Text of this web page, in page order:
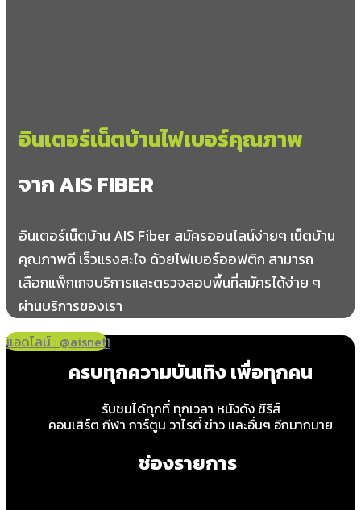
อินเตอร์เน็ตบ้านไฟเบอร์คุณภาพ
จาก AIS FIBER
อินเตอร์เน็ตบ้าน AIS Fiber สมัครออนไลน์ง่ายๆ เน็ตบ้าน
คุณภาพดี เร็วแรงสะใจ ด้วยไฟเบอร์ออฟติก สามารถ
เลือกแพ็กเกจบริการและตรวจสอบพื้นที่สมัครได้ง่าย ๆ
ผ่านบริการของเรา
โทร 065-349-8191
แอดไลน์ : @aisnet
ครบทุกความบันเทิง เพื่อทุกคน
รับชมได้ทุกที่ ทุกเวลา หนังดัง ซีรีส์
คอนเสิร์ต กีฬา การ์ตูน วาไรตี้ ข่าว และอื่นๆ อีกมากมาย
ช่องรายการ